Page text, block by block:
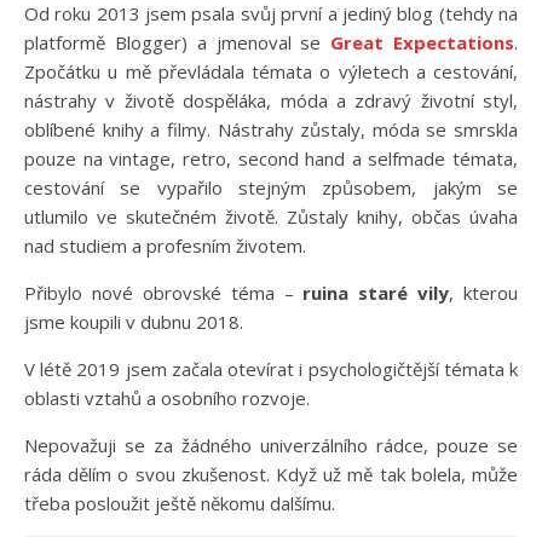
Od roku 2013 jsem psala svůj první a jediný blog (tehdy na
platformě Blogger) a jmenoval se Great Expectations.
Zpočátku u mě převládala témata o výletech a cestování,
nástrahy v životě dospěláka, móda a zdravý životní styl,
oblíbené knihy a filmy. Nástrahy zůstaly, móda se smrskla
pouze na vintage, retro, second hand a selfmade témata,
cestování se vypařilo stejným způsobem, jakým se
utlumilo ve skutečném životě. Zůstaly knihy, občas úvaha
nad studiem a profesním životem.
Přibylo nové obrovské téma – ruina staré vily, kterou
jsme koupili v dubnu 2018.
V létě 2019 jsem začala otevírat i psychologičtější témata k
oblasti vztahů a osobního rozvoje.
Nepovažuji se za žádného univerzálního rádce, pouze se
ráda dělím o svou zkušenost. Když už mě tak bolela, může
třeba posloužit ještě někomu dalšímu.